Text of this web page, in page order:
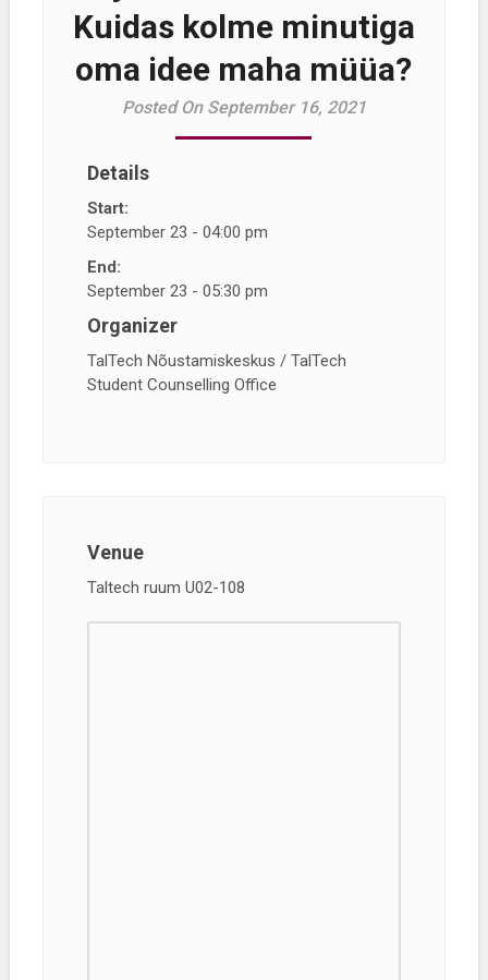
Kuidas kolme minutiga
oma idee maha müüa?
Posted On September 16, 2021
Details
Start:
September 23 - 04:00 pm
End:
September 23 - 05:30 pm
Organizer
TalTech Nõustamiskeskus / TalTech
Student Counselling Office
Venue
Taltech ruum U02-108